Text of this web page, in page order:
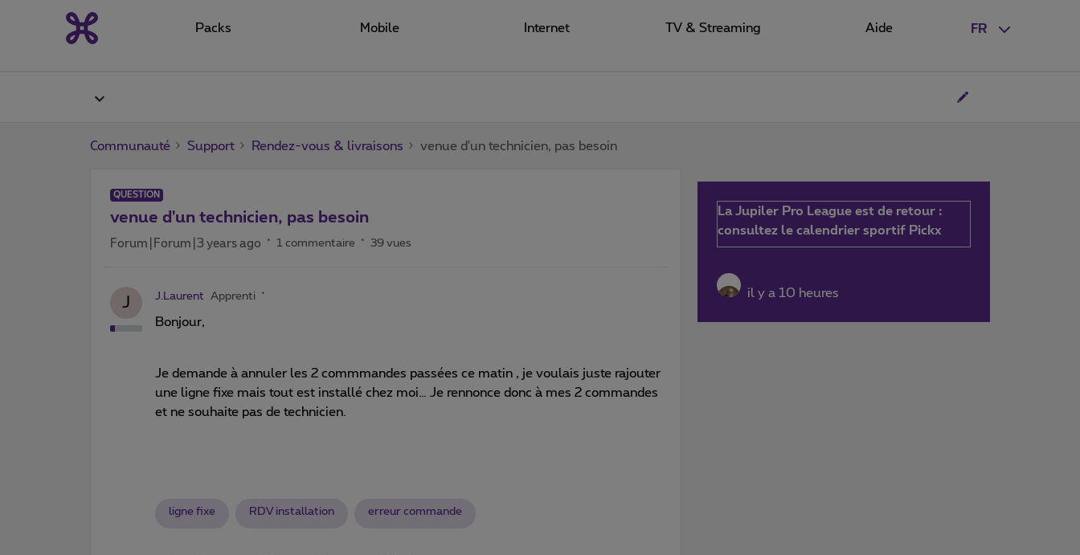
FR
Packs Mobile Internet TV & Streaming Aide
Communauté Support Rendez-vous & livraisons venue d'un technicien, pas besoin
QUESTION
venue d'un technicien, pas besoin
Forum|Forum|3 years ago 1 commentaire 39 vues
J J.Laurent Apprenti
Bonjour,
Je demande à annuler les 2 commmandes passées ce matin , je voulais juste rajouter
une ligne fixe mais tout est installé chez moi… Je rennonce donc à mes 2 commandes
et ne souhaite pas de technicien.
ligne fixe RDV installation erreur commande
La Jupiler Pro League est de retour :
consultez le calendrier sportif Pickx
il y a 10 heures